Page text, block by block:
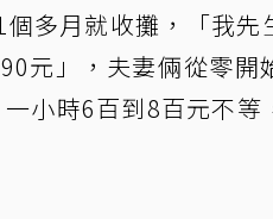
多月就收攤，「我先
元」，夫妻倆從零開
小時6百到8百元不等